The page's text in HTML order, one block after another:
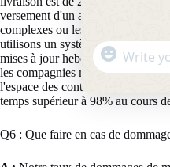
versement d'un acompte. Pour les
complexes ou les tailles jumbo,
utilisons un système de suivi des
mises à jour hebdomadaires. Nos
les compagnies maritimes nous
l'espace des conteneurs tôt,
temps supérieur à 98% au cours
Q6 : Que faire en cas de
"
+
h
t
W
a
A